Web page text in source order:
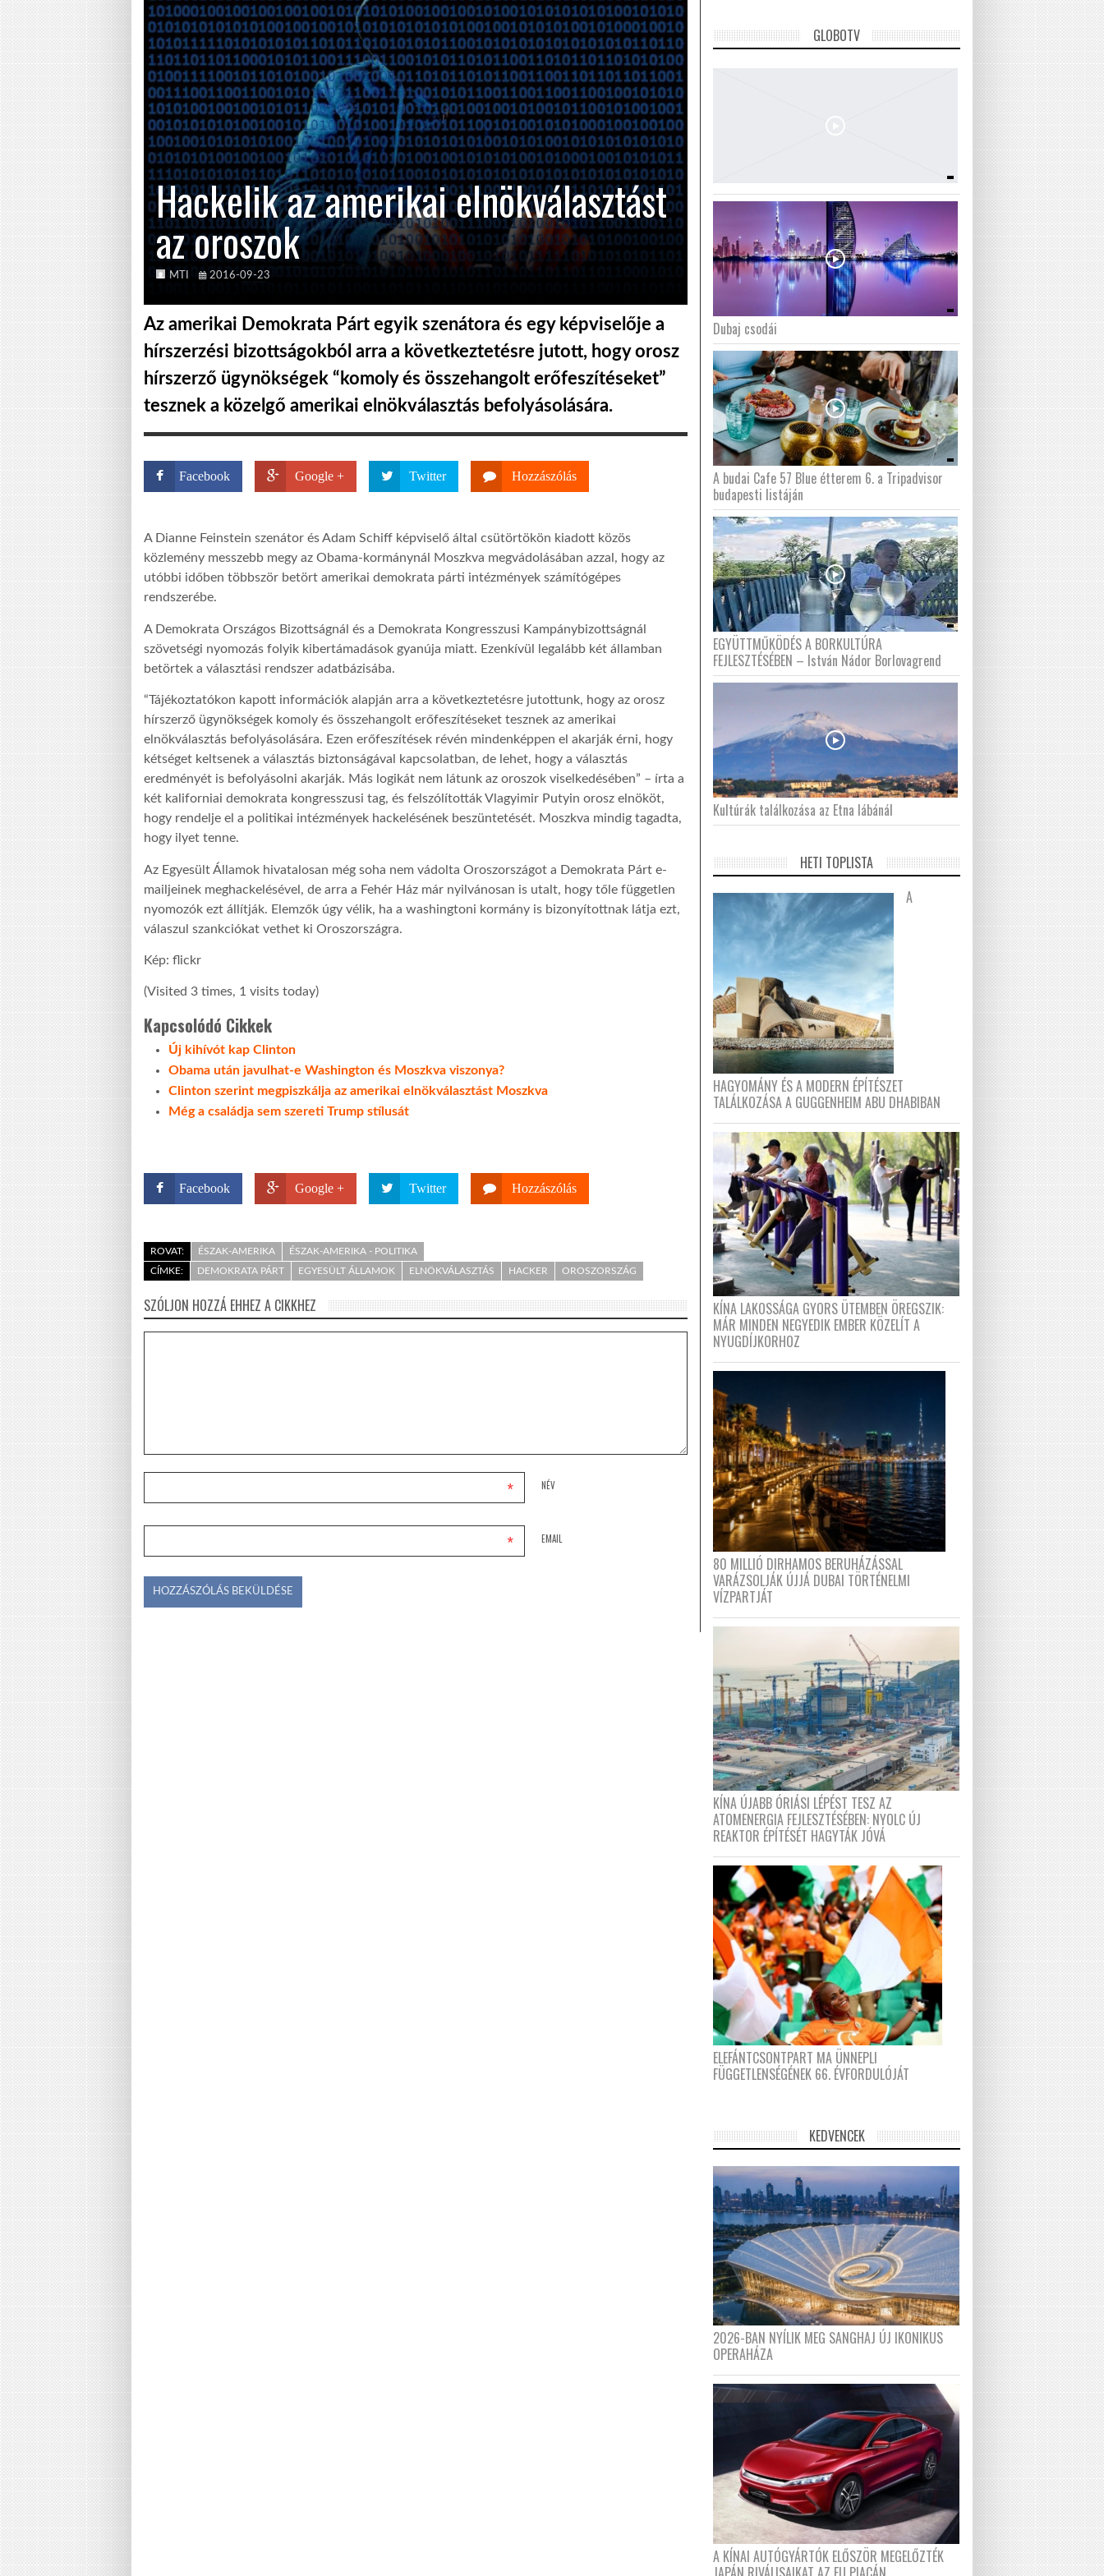
Hackelik az amerikai elnökválasztást
az oroszok
MTI 2016-09-23
Az amerikai Demokrata Párt egyik szenátora és egy képviselője a
hírszerzési bizottságokból arra a következtetésre jutott, hogy orosz
hírszerző ügynökségek “komoly és összehangolt erőfeszítéseket”
tesznek a közelgő amerikai elnökválasztás befolyásolására.
Facebook Google + Twitter Hozzászólás
A Dianne Feinstein szenátor és Adam Schiff képviselő által csütörtökön kiadott közös
közlemény messzebb megy az Obama-kormánynál Moszkva megvádolásában azzal, hogy az
utóbbi időben többször betört amerikai demokrata párti intézmények számítógépes
rendszerébe.
A Demokrata Országos Bizottságnál és a Demokrata Kongresszusi Kampánybizottságnál
szövetségi nyomozás folyik kibertámadások gyanúja miatt. Ezenkívül legalább két államban
betörtek a választási rendszer adatbázisába.
“Tájékoztatókon kapott információk alapján arra a következtetésre jutottunk, hogy az orosz
hírszerző ügynökségek komoly és összehangolt erőfeszítéseket tesznek az amerikai
elnökválasztás befolyásolására. Ezen erőfeszítések révén mindenképpen el akarják érni, hogy
kétséget keltsenek a választás biztonságával kapcsolatban, de lehet, hogy a választás
eredményét is befolyásolni akarják. Más logikát nem látunk az oroszok viselkedésében” – írta a
két kaliforniai demokrata kongresszusi tag, és felszólították Vlagyimir Putyin orosz elnököt,
hogy rendelje el a politikai intézmények hackelésének beszüntetését. Moszkva mindig tagadta,
hogy ilyet tenne.
Az Egyesült Államok hivatalosan még soha nem vádolta Oroszországot a Demokrata Párt e-
mailjeinek meghackelésével, de arra a Fehér Ház már nyilvánosan is utalt, hogy tőle független
nyomozók ezt állítják. Elemzők úgy vélik, ha a washingtoni kormány is bizonyítottnak látja ezt,
válaszul szankciókat vethet ki Oroszországra.
Kép: flickr
(Visited 3 times, 1 visits today)
Kapcsolódó Cikkek
Új kihívót kap Clinton
Obama után javulhat-e Washington és Moszkva viszonya?
Clinton szerint megpiszkálja az amerikai elnökválasztást Moszkva
Még a családja sem szereti Trump stílusát
Facebook Google + Twitter Hozzászólás
ROVAT: ÉSZAK-AMERIKA
ÉSZAK-AMERIKA - POLITIKA
CÍMKE:
DEMOKRATA PÁRT EGYESÜLT ÁLLAMOK ELNÖKVÁLASZTÁS HACKER OROSZORSZÁG
SZÓLJON HOZZÁ EHHEZ A CIKKHEZ
NÉV
*
EMAIL
*
GLOBOTV
Dubaj csodái
A budai Cafe 57 Blue étterem 6. a Tripadvisor
budapesti listáján
EGYÜTTMŰKÖDÉS A BORKULTÚRA
FEJLESZTÉSÉBEN – István Nádor Borlovagrend
Kultúrák találkozása az Etna lábánál
HETI TOPLISTA
A
HAGYOMÁNY ÉS A MODERN ÉPÍTÉSZET
TALÁLKOZÁSA A GUGGENHEIM ABU DHABIBAN
KÍNA LAKOSSÁGA GYORS ÜTEMBEN ÖREGSZIK:
MÁR MINDEN NEGYEDIK EMBER KÖZELÍT A
NYUGDÍJKORHOZ
80 MILLIÓ DIRHAMOS BERUHÁZÁSSAL
VARÁZSOLJÁK ÚJJÁ DUBAI TÖRTÉNELMI
VÍZPARTJÁT
KÍNA ÚJABB ÓRIÁSI LÉPÉST TESZ AZ
ATOMENERGIA FEJLESZTÉSÉBEN: NYOLC ÚJ
REAKTOR ÉPÍTÉSÉT HAGYTÁK JÓVÁ
ELEFÁNTCSONTPART MA ÜNNEPLI
FÜGGETLENSÉGÉNEK 66. ÉVFORDULÓJÁT
KEDVENCEK
2026-BAN NYÍLIK MEG SANGHAJ ÚJ IKONIKUS
OPERAHÁZA
A KÍNAI AUTÓGYÁRTÓK ELŐSZÖR MEGELŐZTÉK